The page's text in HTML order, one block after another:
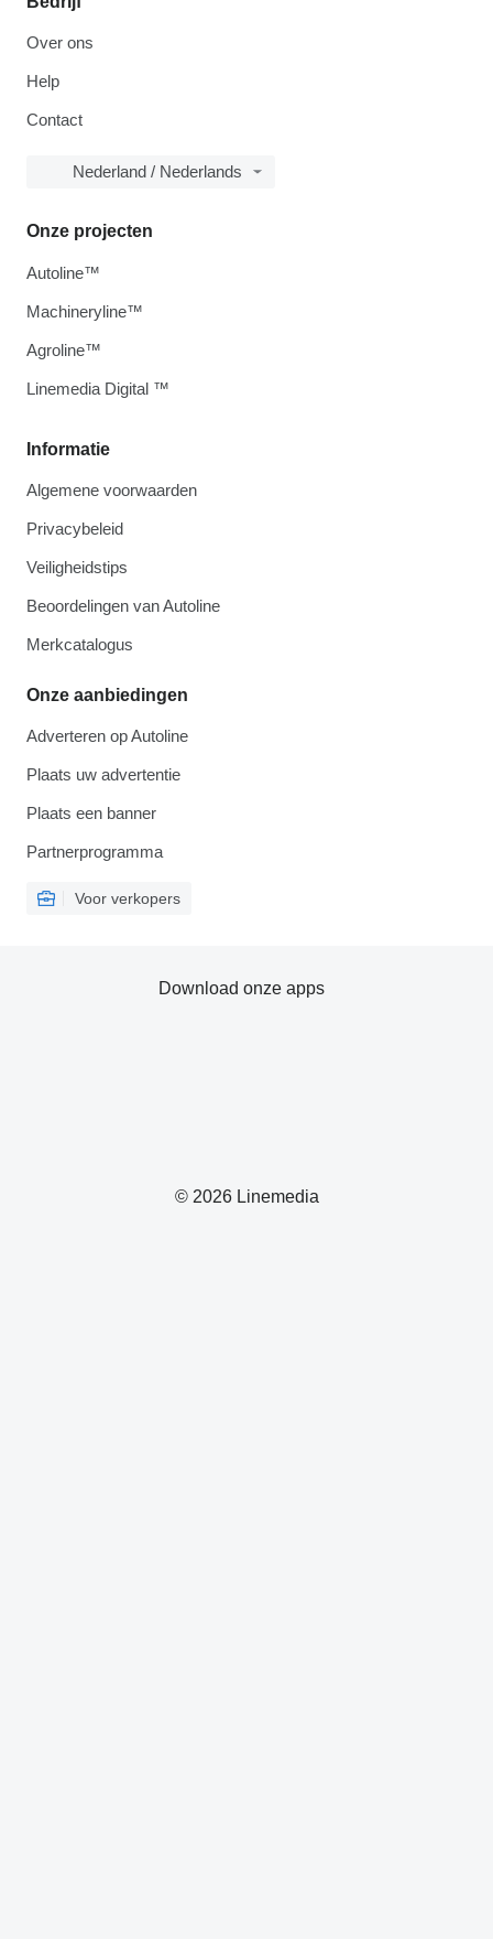
Over ons
Help
Contact
Nederland / Nederlands
Informatie
Algemene voorwaarden
Privacybeleid
Veiligheidstips
Beoordelingen van Autoline
Merkcatalogus
Onze aanbiedingen
Adverteren op Autoline
Plaats uw advertentie
Plaats een banner
Partnerprogramma
Voor verkopers
Onze projecten
Autoline™
Machineryline™
Agroline™
Linemedia Digital ™
© 2026 Linemedia
Download onze apps